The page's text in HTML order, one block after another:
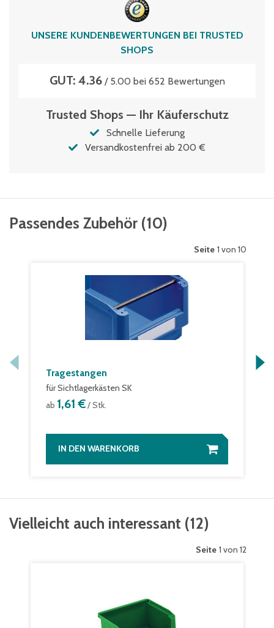
SK5033
UNSERE KUNDENBEWERTUNGEN BEI TRUSTED
SHOPS
GUT: 4.36/ 5.00 bei 652 Bewertungen
Trusted Shops — Ihr Käuferschutz
Schnelle Lieferung
Versandkostenfrei ab 200 €
Passendes Zubehör (10)
Seite 1 von 10
Tragestangen
für Sichtlagerkästen SK
ab 1,61 €/ Stk.
IN DEN WARENKORB
Vielleicht auch interessant (12)
Seite 1 von 12